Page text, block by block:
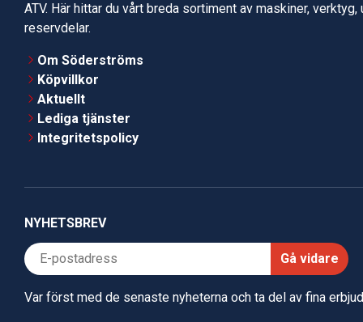
ATV. Här hittar du vårt breda sortiment av maskiner, verktyg,
reservdelar.
Om Söderströms
Köpvillkor
Aktuellt
Lediga tjänster
Integritetspolicy
NYHETSBREV
Gå vidare
Var först med de senaste nyheterna och ta del av fina